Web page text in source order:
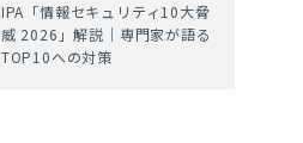
IPA「情報セキュリティ10大脅
威 2026」解説｜専門家が語る
TOP10への対策